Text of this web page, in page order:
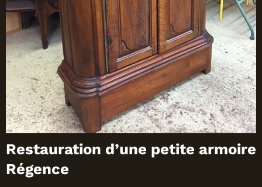
Restauration d’une petite armoire
Régence